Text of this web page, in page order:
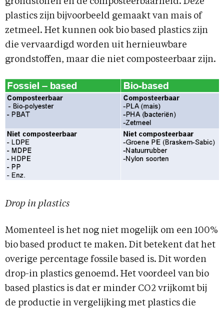
plastics zijn bijvoorbeeld gemaakt van mais of
zetmeel. Het kunnen ook bio based plastics zijn
die vervaardigd worden uit hernieuwbare
grondstoffen, maar die niet composteerbaar zijn.
Drop in plastics
Momenteel is het nog niet mogelijk om een 100%
bio based product te maken. Dit betekent dat het
overige percentage fossile based is. Dit worden
drop-in plastics genoemd. Het voordeel van bio
based plastics is dat er minder CO2 vrijkomt bij
de productie in vergelijking met plastics die